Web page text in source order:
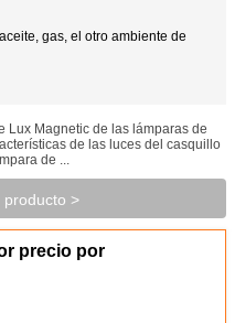
gas, el otro ambiente de
Lux Magnetic de las lámparas de
de las luces del casquillo
de ...
producto >
precio por